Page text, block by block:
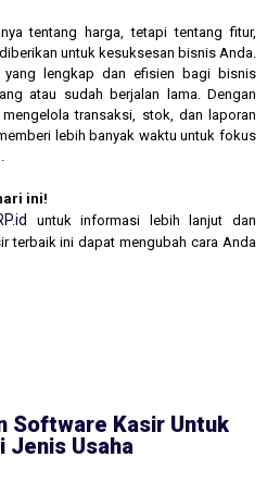
tentang harga, tetapi tentang fitur,
untuk kesuksesan bisnis Anda.
yang lengkap dan efisien bagi bisnis
atau sudah berjalan lama. Dengan
transaksi, stok, dan laporan
lebih banyak waktu untuk fokus
ini!
untuk informasi lebih lanjut dan
terbaik ini dapat mengubah cara Anda
Software Kasir Untuk
Jenis Usaha